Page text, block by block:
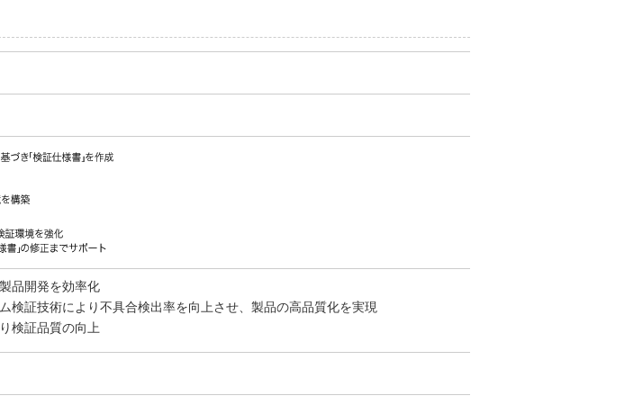
品開発を効率化
検証技術により不具合検出率を向上させ、製品の高品質化を実現
検証品質の向上